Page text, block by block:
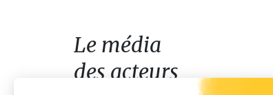
acteurs
de
l'engagement
Le média
des acteurs